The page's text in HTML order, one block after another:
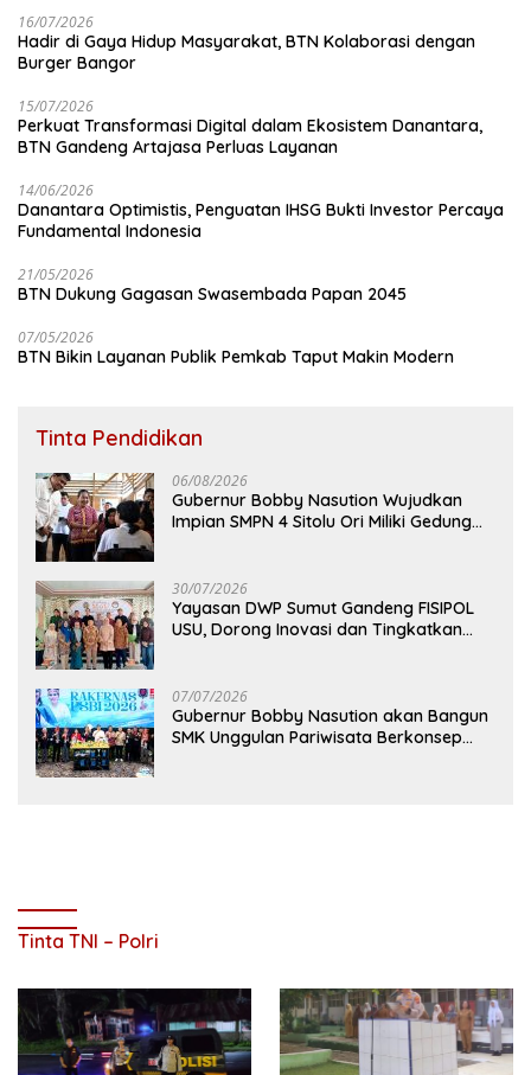
16/07/2026
Hadir di Gaya Hidup Masyarakat, BTN Kolaborasi dengan
Burger Bangor
15/07/2026
Perkuat Transformasi Digital dalam Ekosistem Danantara,
BTN Gandeng Artajasa Perluas Layanan
14/06/2026
Danantara Optimistis, Penguatan IHSG Bukti Investor Percaya
Fundamental Indonesia
21/05/2026
BTN Dukung Gagasan Swasembada Papan 2045
07/05/2026
BTN Bikin Layanan Publik Pemkab Taput Makin Modern
Tinta Pendidikan
06/08/2026
Gubernur Bobby Nasution Wujudkan
Impian SMPN 4 Sitolu Ori Miliki Gedung
30/07/2026
Yayasan DWP Sumut Gandeng FISIPOL
USU, Dorong Inovasi dan Tingkatkan
07/07/2026
Gubernur Bobby Nasution akan Bangun
SMK Unggulan Pariwisata Berkonsep
Tinta TNI – Polri